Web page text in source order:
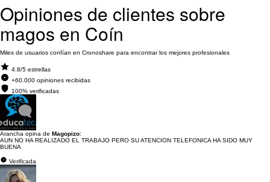
Opiniones de clientes sobre
magos en Coín
Miles de usuarios confían en Cronoshare para encontrar los mejores profesionales
4.8/5 estrellas
+60.000 opiniones recibidas
100% verificadas
Arancha opina de Magopizo:
AUN NO HA REALIZADO EL TRABAJO PERO SU ATENCION TELEFONICA HA SIDO MUY
BUENA
Verificada